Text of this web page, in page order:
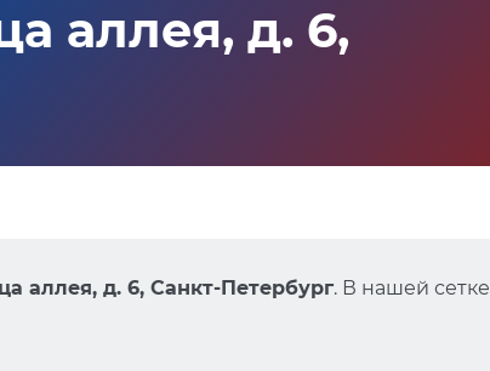
аллея, д. 6,
аллея, д. 6, Санкт-Петербург. В нашей сетке